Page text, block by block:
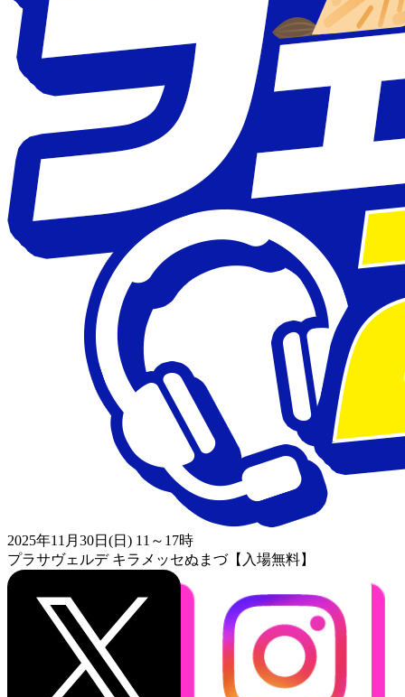
2025年11月30日(日) 11～17時
プラサヴェルデ キラメッセぬまづ【入場無料】